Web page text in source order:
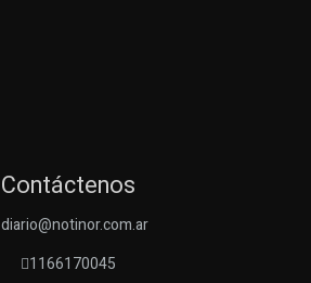
Contáctenos
diario@notinor.com.ar
1166170045